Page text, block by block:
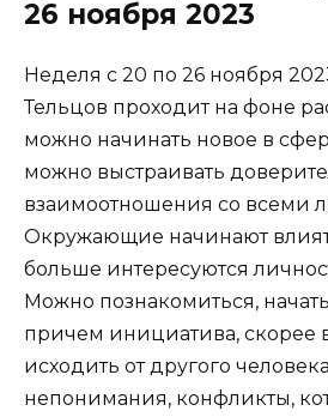
26 ноября 2023
Неделя с 20 по 26 ноября
Тельцов проходит на фоне
можно начинать новое в
можно выстраивать
взаимоотношения со всеми
Окружающие начинают
больше интересуются
Можно познакомиться,
причем инициатива, скорее
исходить от другого
непонимания, конфликты,